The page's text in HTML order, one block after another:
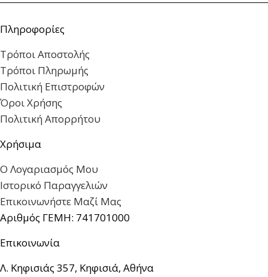
Πληροφορίες
Τρόποι Αποστολής
Τρόποι Πληρωμής
Πολιτική Επιστροφών
Όροι Χρήσης
Πολιτική Απορρήτου
Χρήσιμα
Ο Λογαριασμός Μου
Ιστορικό Παραγγελιών
Επικοινωνήστε Μαζί Μας
Αριθμός ΓΕΜΗ: 741701000
Επικοινωνία
Λ. Κηφισιάς 357, Κηφισιά, Αθήνα